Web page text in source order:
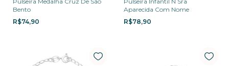
Bento
R$74,90
Aparecida Com Nome
R$78,90